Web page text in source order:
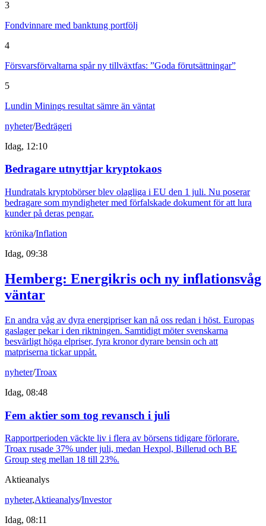
3
Fondvinnare med banktung portfölj
4
Försvarsförvaltarna spår ny tillväxtfas: ”Goda förutsättningar”
5
Lundin Minings resultat sämre än väntat
nyheter/Bedrägeri
Idag, 12:10
Bedragare utnyttjar kryptokaos
Hundratals kryptobörser blev olagliga i EU den 1 juli. Nu poserar
bedragare som myndigheter med förfalskade dokument för att lura
kunder på deras pengar.
krönika/Inflation
Idag, 09:38
Hemberg: Energikris och ny inflationsvåg
väntar
En andra våg av dyra energipriser kan nå oss redan i höst. Europas
gaslager pekar i den riktningen. Samtidigt möter svenskarna
besvärligt höga elpriser, fyra kronor dyrare bensin och att
matpriserna tickar uppåt.
nyheter/Troax
Idag, 08:48
Fem aktier som tog revansch i juli
Rapportperioden väckte liv i flera av börsens tidigare förlorare.
Troax rusade 37% under juli, medan Hexpol, Billerud och BE
Group steg mellan 18 till 23%.
Aktieanalys
nyheter,Aktieanalys/Investor
Idag, 08:11